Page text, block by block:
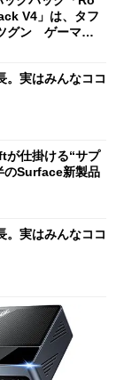
V4」は、タフ
グン ゲーマー
。実はみんなココ
が仕掛ける“サプ
Surface新製品
。実はみんなココ